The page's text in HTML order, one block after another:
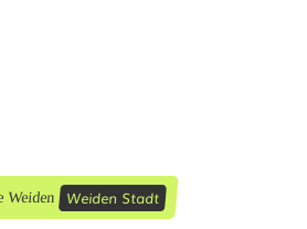
Weiden Weiden Stadt